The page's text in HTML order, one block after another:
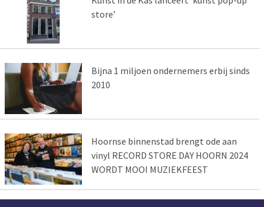
store’
Bijna 1 miljoen ondernemers erbij sinds
2010
Hoornse binnenstad brengt ode aan
vinyl RECORD STORE DAY HOORN 2024
WORDT MOOI MUZIEKFEEST